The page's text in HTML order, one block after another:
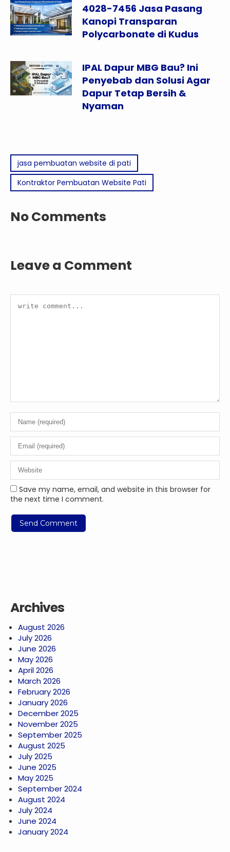
4028-7456 Jasa Pasang
Kanopi Transparan
Polycarbonate di Kudus
IPAL Dapur MBG Bau? Ini
Penyebab dan Solusi Agar
Dapur Tetap Bersih &
Nyaman
jasa pembuatan website di pati
Kontraktor Pembuatan Website Pati
No Comments
Leave a Comment
Save my name, email, and website in this browser for
the next time I comment.
Archives
August 2026
July 2026
June 2026
May 2026
April 2026
March 2026
February 2026
January 2026
December 2025
November 2025
September 2025
August 2025
July 2025
June 2025
May 2025
September 2024
August 2024
July 2024
June 2024
January 2024